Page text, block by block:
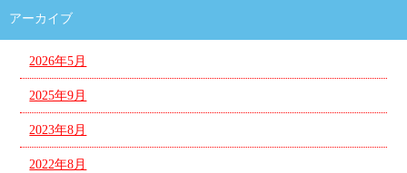
アーカイブ
2026年5月
2025年9月
2023年8月
2022年8月